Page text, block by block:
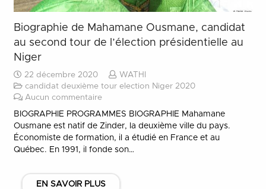
Biographie de Mahamane Ousmane, candidat
au second tour de l’élection présidentielle au
Niger
22 décembre 2020
WATHI
candidat deuxième tour election Niger 2020
Aucun commentaire
BIOGRAPHIE PROGRAMMES BIOGRAPHIE Mahamane
Ousmane est natif de Zinder, la deuxième ville du pays.
Économiste de formation, il a étudié en France et au
Québec. En 1991, il fonde son…
EN SAVOIR PLUS